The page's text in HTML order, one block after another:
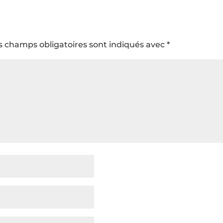
champs obligatoires sont indiqués avec *